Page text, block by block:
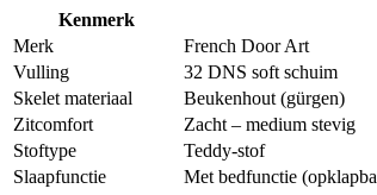
Kenmerk
Merk
French Door Art
Vulling
32 DNS soft schuim
Skelet materiaal
Beukenhout (gürgen)
Zitcomfort
Zacht – medium stevig
Stoftype
Teddy-stof
Slaapfunctie
Met bedfunctie